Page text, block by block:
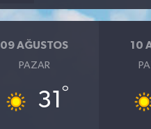
09 AĞUSTOS
PAZAR
31 °
10